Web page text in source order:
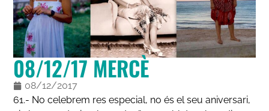
08/12/17 MERCÈ
08/12/2017
61.- No celebrem res especial, no és el seu aniversari,